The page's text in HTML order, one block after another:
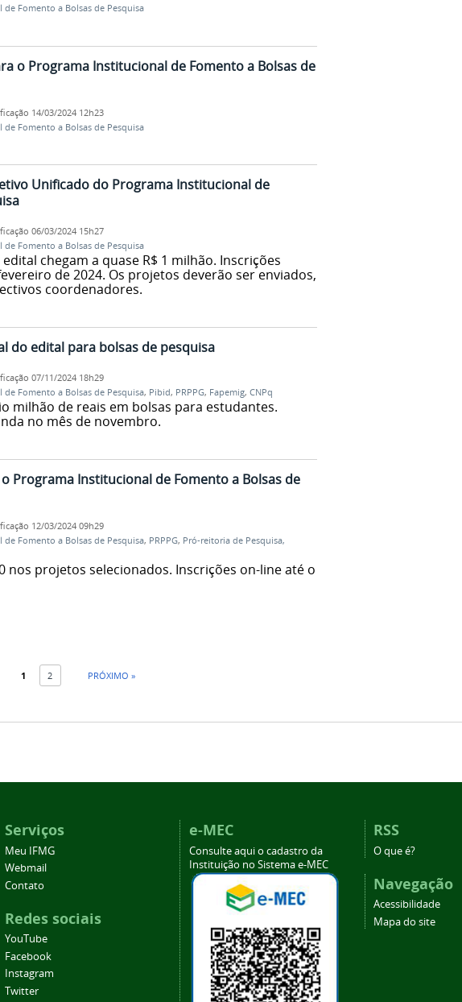
Fomento a Bolsas de Pesquisa
o Programa Institucional de Fomento a Bolsas de
14/03/2024 12h23
Fomento a Bolsas de Pesquisa
Unificado do Programa Institucional de
06/03/2024 15h27
Fomento a Bolsas de Pesquisa
chegam a quase R$ 1 milhão. Inscrições
de 2024. Os projetos deverão ser enviados,
coordenadores.
do edital para bolsas de pesquisa
07/11/2024 18h29
Fomento a Bolsas de Pesquisa, Pibid, PRPPG, Fapemig, CNPq
milhão de reais em bolsas para estudantes.
no mês de novembro.
Programa Institucional de Fomento a Bolsas de
12/03/2024 09h29
Fomento a Bolsas de Pesquisa, PRPPG, Pró-reitoria de Pesquisa,
nos projetos selecionados. Inscrições on-line até o
1 2 PRÓXIMO »
Serviços
Meu IFMG
Webmail
Contato
Redes sociais
YouTube
Facebook
Instagram
Twitter
e-MEC
Consulte aqui o cadastro da
Instituição no Sistema e-MEC
RSS
O que é?
Navegação
Acessibilidade
Mapa do site